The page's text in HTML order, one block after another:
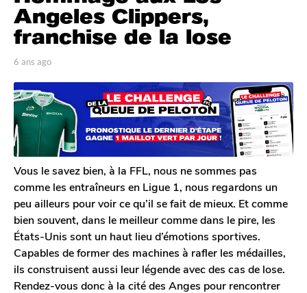
n
s
a
g
6
a
n
s
a
g
o
Angeles Clippers,
franchise de la lose
p
r
A
n
t
o
i
n
D
e
c
l
e
r
c
q
6 ans ago
s
a
Vous le savez bien, à la FFL, nous ne sommes pas
comme les entraîneurs en Ligue 1, nous regardons un
peu ailleurs pour voir ce qu’il se fait de mieux. Et comme
bien souvent, dans le meilleur comme dans le pire, les
États-Unis sont un haut lieu d’émotions sportives.
Capables de former des machines à rafler les médailles,
ils construisent aussi leur légende avec des cas de lose.
Rendez-vous donc à la cité des Anges pour rencontrer